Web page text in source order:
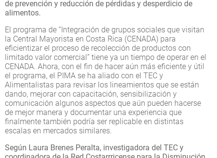
de prevención y reducción de pérdidas y desperdicio de
alimentos.
El programa de “Integración de grupos sociales que visitan
la Central Mayorista en Costa Rica (CENADA) para
eficientizar el proceso de recolección de productos con
limitado valor comercial” tiene ya un tiempo de operar en el
CENADA. Ahora, con el fin de hacer aún más eficiente y útil
el programa, el PIMA se ha aliado con el TEC y
Alimentalistas para revisar los lineamientos que se están
dando, mejorar con capacitación, sensibilización y
comunicación algunos aspectos que aún pueden hacerse
de mejor manera y documentar una experiencia que
finalmente también podría ser replicable en distintas
escalas en mercados similares.
Según Laura Brenes Peralta, investigadora del TEC y